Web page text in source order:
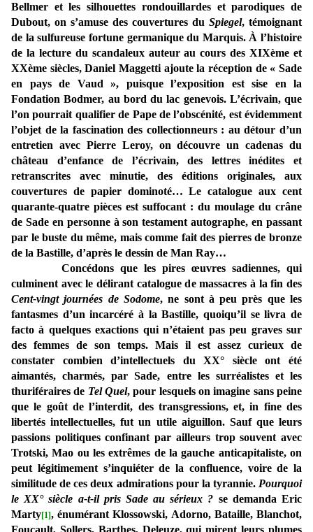
Bellmer et les silhouettes rondouillardes et parodiques de
Dubout, on s’amuse des couvertures du Spiegel, témoignant
de la sulfureuse fortune germanique du Marquis. À l’histoire
de la lecture du scandaleux auteur au cours des XIXème et
XXème siècles, Daniel Maggetti ajoute la réception de « Sade
en pays de Vaud », puisque l’exposition est sise en la
Fondation Bodmer, au bord du lac genevois. L’écrivain, que
l’on pourrait qualifier de Pape de l’obscénité, est évidemment
l’objet de la fascination des collectionneurs : au détour d’un
entretien avec Pierre Leroy, on découvre un cadenas du
château d’enfance de l’écrivain, des lettres inédites et
retranscrites avec minutie, des éditions originales, aux
couvertures de papier dominoté… Le catalogue aux cent
quarante-quatre pièces est suffocant : du moulage du crâne
de Sade en personne à son testament autographe, en passant
par le buste du même, mais comme fait des pierres de bronze
de la Bastille, d’après le dessin de Man Ray…
Concédons que les pires œuvres sadiennes, qui
culminent avec le délirant catalogue de massacres à la fin des
Cent-vingt journées de Sodome, ne sont à peu près que les
fantasmes d’un incarcéré à la Bastille, quoiqu’il se livra de
facto à quelques exactions qui n’étaient pas peu graves sur
des femmes de son temps. Mais il est assez curieux de
constater combien d’intellectuels du XX° siècle ont été
aimantés, charmés, par Sade, entre les surréalistes et les
thuriféraires de Tel Quel, pour lesquels on imagine sans peine
que le goût de l’interdit, des transgressions, et, in fine des
libertés intellectuelles, fut un utile aiguillon. Sauf que leurs
passions politiques confinant par ailleurs trop souvent avec
Trotski, Mao ou les extrêmes de la gauche anticapitaliste, on
peut légitimement s’inquiéter de la confluence, voire de la
similitude de ces deux admirations pour la tyrannie. Pourquoi
le XX° siècle a-t-il pris Sade au sérieux ? se demanda Eric
Marty[1], énumérant Klossowski, Adorno, Bataille, Blanchot,